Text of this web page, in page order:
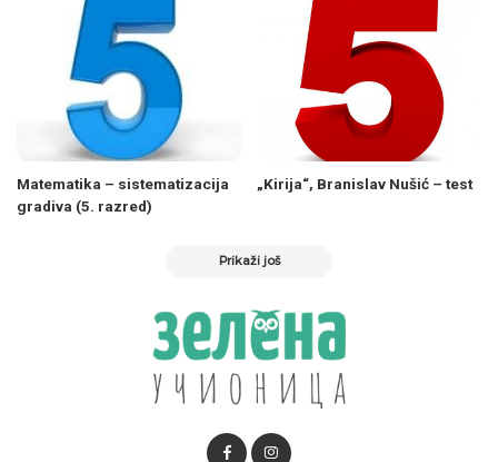
Matematika – sistematizacija
gradiva (5. razred)
„Kirija“, Branislav Nušić – test
Prikaži još